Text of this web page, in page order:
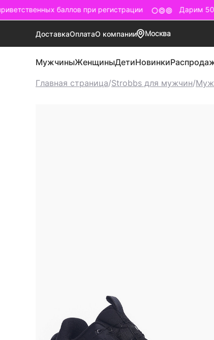
баллов при регистрации Дарим
ДоставкаОплатаО компании Москва
МужчиныЖенщиныДетиНовинки
Главная страница/Strobbs для мужчин/